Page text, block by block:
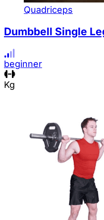
Quadriceps
Dumbbell Single
beginner
Kg